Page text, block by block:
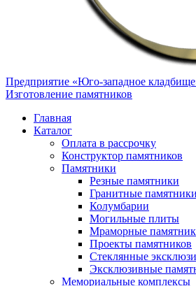
Предприятие «Юго-западное
Изготовление памятников
Главная
Каталог
Оплата в рассрочку
Конструктор памятников
Памятники
Резные памятники
Гранитные памятники
Колумбарии
Могильные плиты
Мраморные
Проекты памятников
Стеклянные
Эксклюзивные
Мемориальные комплексы